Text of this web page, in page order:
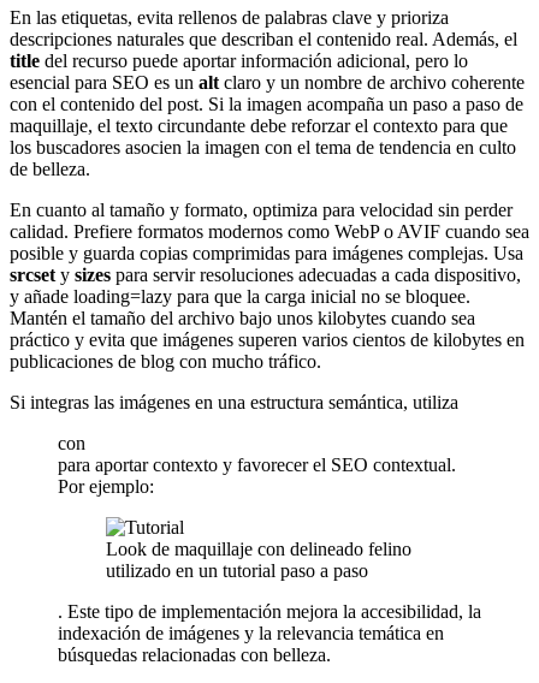
En las etiquetas, evita rellenos de palabras clave y prioriza
descripciones naturales que describan el contenido real. Además, el
title del recurso puede aportar información adicional, pero lo
esencial para SEO es un alt claro y un nombre de archivo coherente
con el contenido del post. Si la imagen acompaña un paso a paso de
maquillaje, el texto circundante debe reforzar el contexto para que
los buscadores asocien la imagen con el tema de tendencia en culto
de belleza.
En cuanto al tamaño y formato, optimiza para velocidad sin perder
calidad. Prefiere formatos modernos como WebP o AVIF cuando sea
posible y guarda copias comprimidas para imágenes complejas. Usa
srcset y sizes para servir resoluciones adecuadas a cada dispositivo,
y añade loading=lazy para que la carga inicial no se bloquee.
Mantén el tamaño del archivo bajo unos kilobytes cuando sea
práctico y evita que imágenes superen varios cientos de kilobytes en
publicaciones de blog con mucho tráfico.
Si integras las imágenes en una estructura semántica, utiliza
con
para aportar contexto y favorecer el SEO contextual.
Por ejemplo:
Look de maquillaje con delineado felino
utilizado en un tutorial paso a paso
. Este tipo de implementación mejora la accesibilidad, la
indexación de imágenes y la relevancia temática en
búsquedas relacionadas con belleza.